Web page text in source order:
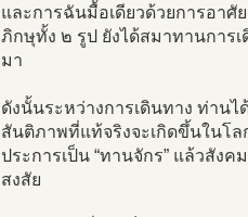
และการฉันมื้อเดียวด้วยการอา
ภิกษุทั้ง ๒ รูป ยังได้สมาทานการ
มา
ดังนั้นระหว่างการเดินทาง ท่าน
สันติภาพที่แท้จริงจะเกิดขึ้นในโ
ประการเป็น “ทานจักร” แล้วสัง
สงสัย